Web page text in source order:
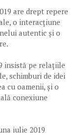
are drept repere
o interacțiune
autentic și o
insistă pe relațiile
schimburi de idei
cu oamenii, și o
conexiune
iulie 2019